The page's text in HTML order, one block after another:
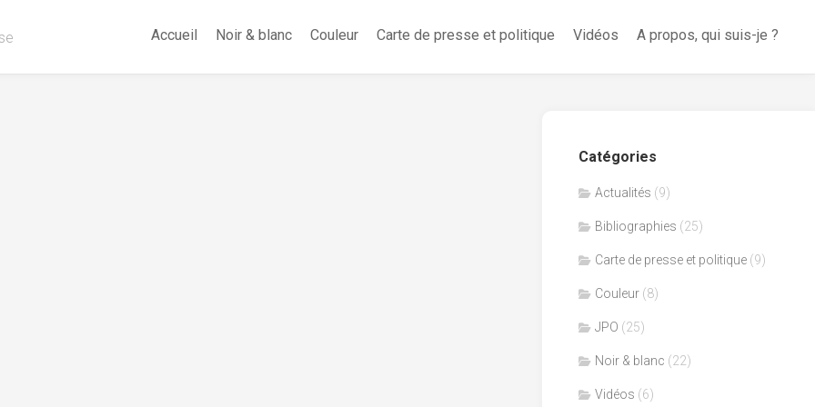
Accueil Noir & blanc Couleur Carte de presse et politique Vidéos A propos, qui suis-je ?
Catégories
Actualités (9)
Bibliographies (25)
Carte de presse et politique (9)
Couleur (8)
JPO (25)
Noir & blanc (22)
Vidéos (6)